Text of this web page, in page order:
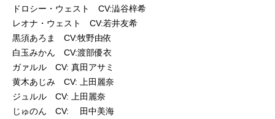
ドロシー・ウェスト CV:澁谷梓希
レオナ・ウェスト CV:若井友希
黒須あろま CV:牧野由依
白玉みかん CV:渡部優衣
ガァルル CV: 真田アサミ
黄木あじみ CV: 上田麗奈
ジュルル CV: 上田麗奈
じゅのん CV: 田中美海